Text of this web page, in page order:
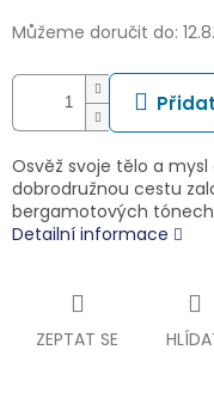
Můžeme doručit do:
Osvěž svoje tělo a
dobrodružnou cestu
bergamotových
Detailní informace
ZEPTAT SE